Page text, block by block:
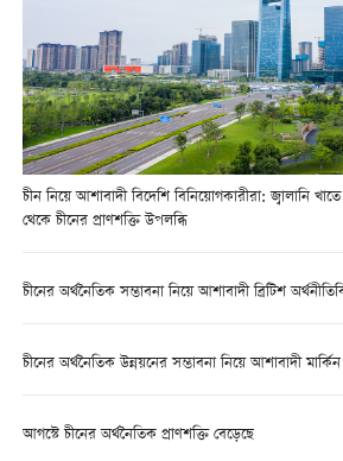
চীন নিয়ে আশাবাদী বিদেশি বিনিয়োগকারীরা: জ্বালানি
থেকে চীনের প্রাণশক্তি উপলব্ধি
চীনের অর্থনৈতিক সম্ভাবনা নিয়ে আশাবাদী ব্রিটিশ
চীনের অর্থনৈতিক উন্নয়নের সম্ভাবনা নিয়ে আশাবাদী মার্কিন
আগস্টে চীনের অর্থনৈতিক প্রাণশক্তি বেড়েছে